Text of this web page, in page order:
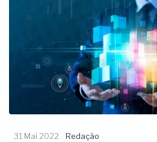
31 Mai 2022 Redação